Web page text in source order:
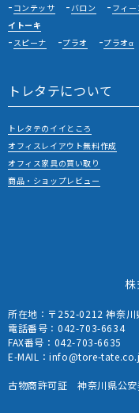
コンテッサ
バロン フィ
イトーキ
スピーナ
プラオ プラオα
トレタテについて
トレタテのイイところ
オフィスレイアウト無料作成
オフィス家具の買い取り
商品・ショップレビュー
所在地：〒252-0212 神奈川
電話番号： 042-703-6634
FAX番号：042-703-6635
E-MAIL：info@tore-
古物商許可証 神奈川県公